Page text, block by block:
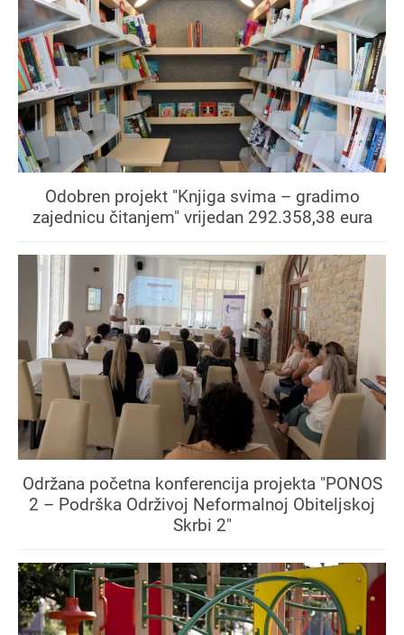
Odobren projekt "Knjiga svima – gradimo
zajednicu čitanjem" vrijedan 292.358,38 eura
Održana početna konferencija projekta "PONOS
2 – Podrška Održivoj Neformalnoj Obiteljskoj
Skrbi 2"